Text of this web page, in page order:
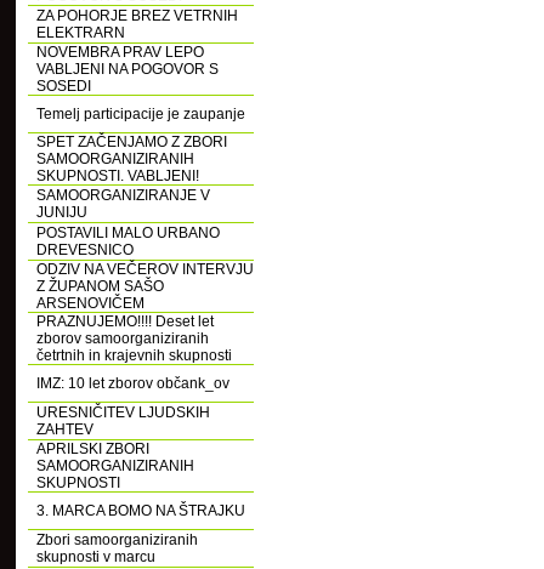
ZA POHORJE BREZ VETRNIH
ELEKTRARN
NOVEMBRA PRAV LEPO
VABLJENI NA POGOVOR S
SOSEDI
Temelj participacije je zaupanje
SPET ZAČENJAMO Z ZBORI
SAMOORGANIZIRANIH
SKUPNOSTI. VABLJENI!
SAMOORGANIZIRANJE V
JUNIJU
POSTAVILI MALO URBANO
DREVESNICO
ODZIV NA VEČEROV INTERVJU
Z ŽUPANOM SAŠO
ARSENOVIČEM
PRAZNUJEMO!!!! Deset let
zborov samoorganiziranih
četrtnih in krajevnih skupnosti
IMZ: 10 let zborov občank_ov
URESNIČITEV LJUDSKIH
ZAHTEV
APRILSKI ZBORI
SAMOORGANIZIRANIH
SKUPNOSTI
3. MARCA BOMO NA ŠTRAJKU
Zbori samoorganiziranih
skupnosti v marcu